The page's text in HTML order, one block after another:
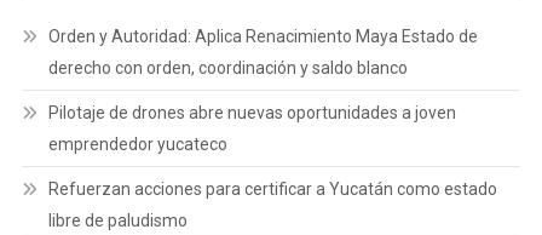
Orden y Autoridad: Aplica Renacimiento Maya Estado de
derecho con orden, coordinación y saldo blanco
Pilotaje de drones abre nuevas oportunidades a joven
emprendedor yucateco
Refuerzan acciones para certificar a Yucatán como estado
libre de paludismo